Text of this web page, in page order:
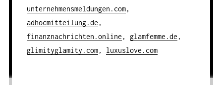
e
n
a
c
unternehmensmeldungen.com,
adhocmitteilung.de ,
finanznachrichten.online , glamfemme.de ,
glimityglamity.com, luxuslove.com